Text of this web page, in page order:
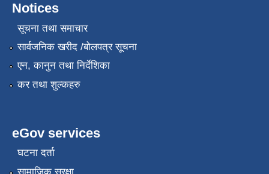
Notices
सूचना तथा समाचार
सार्वजनिक खरीद /बोलपत्र सूचना
एन, कानुन तथा निर्देशिका
कर तथा शुल्कहरु
eGov services
घटना दर्ता
सामाजिक सुरक्षा